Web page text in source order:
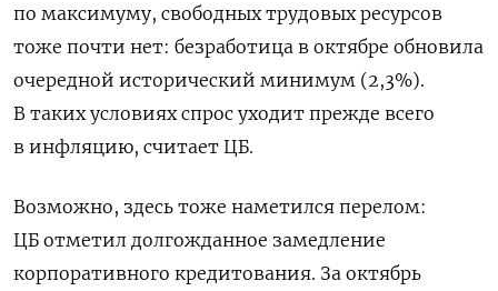
по максимуму, свободных трудовых ресурсов
тоже почти нет: безработица в октябре обновила
очередной исторический минимум (2,3%).
В таких условиях спрос уходит прежде всего
в инфляцию, считает ЦБ.
Возможно, здесь тоже наметился перелом:
ЦБ отметил долгожданное замедление
корпоративного кредитования. За октябрь